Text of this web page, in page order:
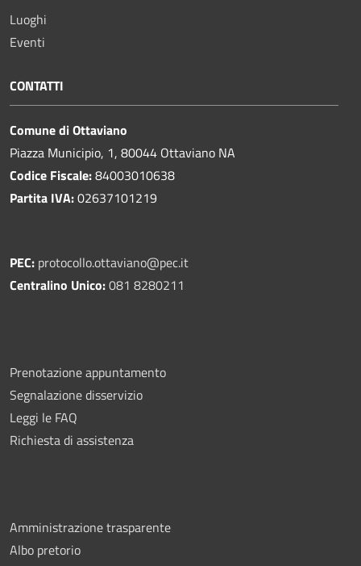
Luoghi
Eventi
CONTATTI
Comune di Ottaviano
Piazza Municipio, 1, 80044 Ottaviano NA
Codice Fiscale:84003010638
Partita IVA:02637101219
PEC: protocollo.ottaviano@pec.it
Centralino Unico:081 8280211
Prenotazione appuntamento
Segnalazione disservizio
Leggi le FAQ
Richiesta di assistenza
Amministrazione trasparente
Albo pretorio